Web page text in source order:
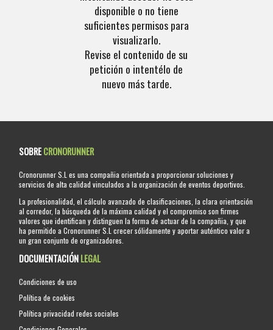
disponible o no tiene
suficientes permisos para
visualizarlo.
Revise el contenido de su
petición o intentélo de
nuevo más tarde.
SOBRECRONORUNNER
Cronorunner S.L es una compañia orientada a proporcionar soluciones y
servicios de alta calidad vinculados a la organización de eventos deportivos.
La profesionalidad, el cálculo avanzado de clasificaciones, la clara orientación
al corredor, la búsqueda de la máxima calidad y el compromiso son firmes
valores que identifican y distinguen la forma de actuar de la compañia, y que
ha permitido a Cronorunner S.L crecer sólidamente y aportar auténtico valor a
un gran conjunto de organizadores.
DOCUMENTACIÓNLEGAL
Condiciones de uso
Política de cookies
Política privacidad redes sociales